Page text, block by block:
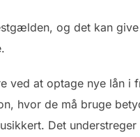
og det kan
ved at optage nye lån i
hvor de må bruge
Det understreger